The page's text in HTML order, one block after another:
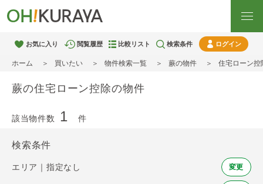
お気に入り 閲覧履歴 比較リスト 検索条件 ログイン
ホーム 買いたい 物件検索一覧 蕨の物件 住宅ローン控
蕨の住宅ローン控除の物件
該当物件数 1 件
検索条件
エリア｜指定なし 変更